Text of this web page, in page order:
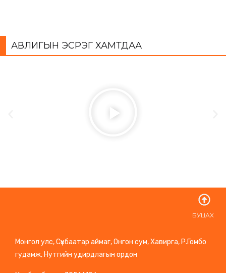
АВЛИГЫН ЭСРЭГ ХАМТДАА
БУЦАХ
Монгол улс, Сүхбаатар аймаг, Онгон сум, Хавирга, Р.Гомбо
гудамж, Нутгийн удирдлагын ордон